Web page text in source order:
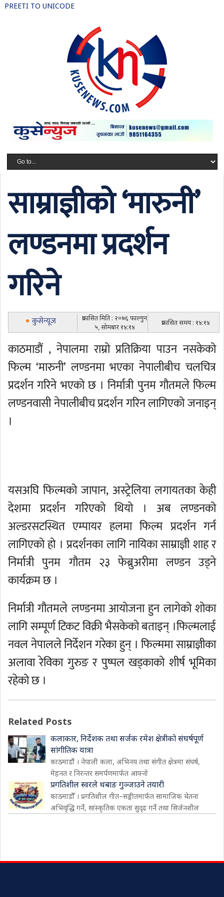
PREETI TO UNICODE
साम्राज्ञीको ‘मारुनी’
लण्डनमा प्रदर्शन
गरिने
कुसेन्यूज
प्रकासित मिति : २०७६ फाल्गुन
५, सोमबार १४:१४
प्रकासित समय : १४:१४
काठमाडौं , नेपालमा राम्रो प्रतिक्रिया पाउन नसकेको
फिल्म ‘मारुनी’ लण्डनमा भएका नेपालीबीच चलचित्र
प्रदर्शन गरिने भएको छ । निर्मात्री पुनम गौतमले फिल्म
लण्डनवासी नेपालीबीच प्रदर्शन गरिन लागिएको जनाइन्
।
यसअघि फिल्मको जापान, अस्ट्रेलिया लगायतका केही
देशमा प्रदर्शन गरिएको थियो । अब लण्डनको
अल्डरसटस्थित एम्पायर हलमा फिल्म प्रदर्शन गर्न
लागिएको हो । प्रदर्शनका लागि नायिका साम्राज्ञी शाह र
निर्मात्री पुनम गौतम २३ फेब्रुअरीमा लण्डन उड्ने
कार्यक्रम छ ।
निर्मात्री गौतमले लण्डनमा आयोजना हुन लागेको शोका
लागि सम्पूर्ण टिकट विक्री भैसकेको बताइन् ।फिल्मलाई
नवल नेपालले निर्देशन गरेका हुन् । फिल्ममा साम्राज्ञीका
अलावा रेविका गुरुङ र पुष्पल खड्काको शीर्ष भूमिका
रहेको छ ।
Related Posts
कलाकार, निर्देशक तथा सर्जक रमेश क्षेत्रीको संघर्षपूर्ण
सांगीतिक यात्रा
काठमाडौं । नेपाली कला, अभिनय तथा संगीत क्षेत्रमा संघर्ष,
मेहनत र निरन्तर समर्पणमार्फत आफ्नो
प्रगतिशील स्वरले थबाङ गुञ्जाउने तयारी
काठमाडौँ । प्रगतिशील गीत–सङ्गीतमार्फत सामाजिक चेतना
अभिवृद्धि गर्ने, सांस्कृतिक एकता सुदृढ गर्ने तथा सिर्जनशील